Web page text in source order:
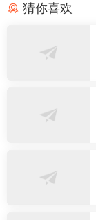
猜你喜欢